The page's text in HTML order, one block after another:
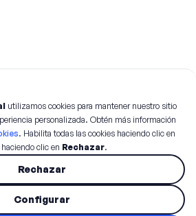
Clínica Internacional.
derechos reservados
utilizamos cookies para mantener nuestro sitio
personalizada. Obtén más información
. Habilita todas las cookies haciendo clic en
clic en Rechazar.
Rechazar
Configurar